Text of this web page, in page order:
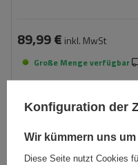
89,99 € inkl. MwSt
Große Menge verfügbar
Konfiguration der
Wir kümmern uns
Diese Seite nutzt Cookies